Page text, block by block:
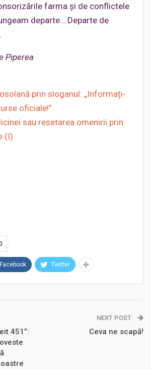
farma și de conflictele
departe… Departe de
Piperea
prin sloganul: „Informați-
oficiale!”
sau resetarea omenirii prin
(I)
Facebook Twitter
451”:
NEXT POST
Ceva ne scapă!